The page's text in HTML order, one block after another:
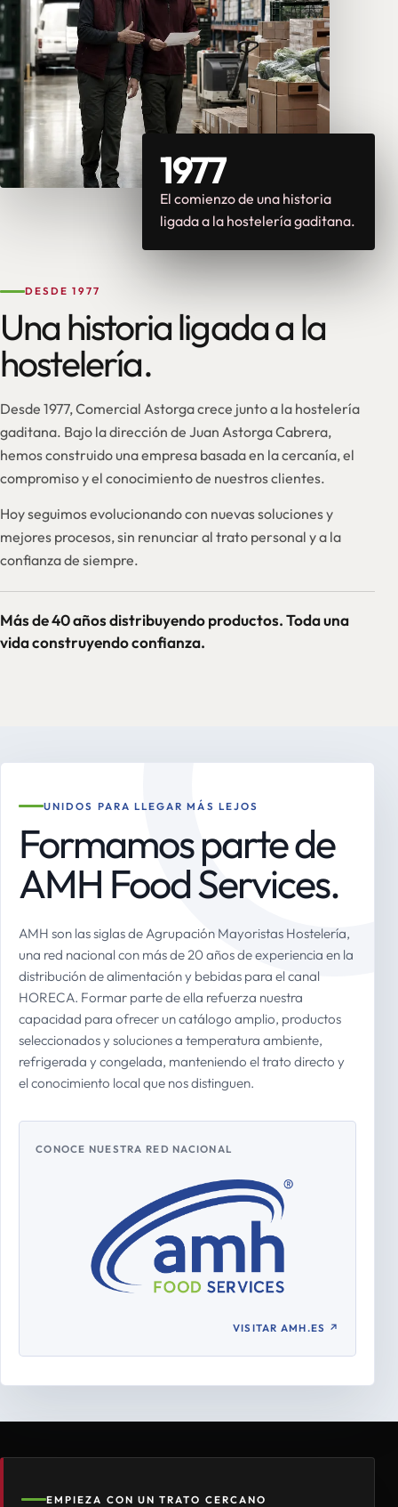
1977
El comienzo de una historia
ligada a la hostelería gaditana.
DESDE 1977
Una historia ligada a la
hostelería.
Desde 1977, Comercial Astorga crece junto a la hostelería
gaditana. Bajo la dirección de Juan Astorga Cabrera,
hemos construido una empresa basada en la cercanía, el
compromiso y el conocimiento de nuestros clientes.
Hoy seguimos evolucionando con nuevas soluciones y
mejores procesos, sin renunciar al trato personal y a la
confianza de siempre.
Más de 40 años distribuyendo productos. Toda una
vida construyendo confianza.
UNIDOS PARA LLEGAR MÁS LEJOS
Formamos parte de
AMH Food Services.
AMH son las siglas de Agrupación Mayoristas Hostelería,
una red nacional con más de 20 años de experiencia en la
distribución de alimentación y bebidas para el canal
HORECA. Formar parte de ella refuerza nuestra
capacidad para ofrecer un catálogo amplio, productos
seleccionados y soluciones a temperatura ambiente,
refrigerada y congelada, manteniendo el trato directo y
el conocimiento local que nos distinguen.
CONOCE NUESTRA RED NACIONAL
VISITAR AMH.ES ↗
EMPIEZA CON UN TRATO CERCANO